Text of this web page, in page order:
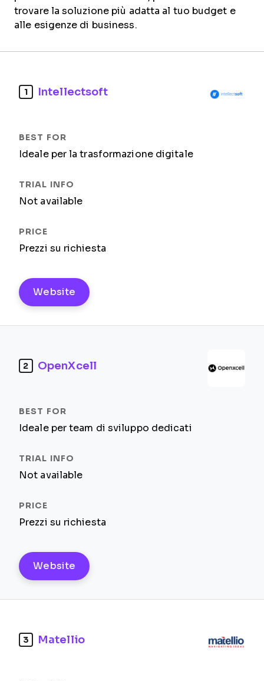
trovare la soluzione più adatta al tuo budget e
alle esigenze di business.
1 Intellectsoft
Ideale per la trasformazione digitale
Not available
Prezzi su richiesta
Website
2 OpenXcell
Ideale per team di sviluppo dedicati
Not available
Prezzi su richiesta
Website
3 Matellio